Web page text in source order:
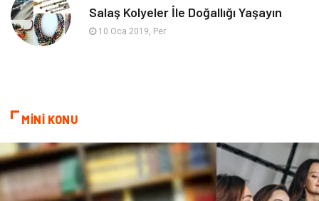
Astroloji
Çadır Yazı Tahtaları
Salaş Kolyeler İle Doğallığı Yaşayın
10 Oca 2019, Per
MİNİ KONU